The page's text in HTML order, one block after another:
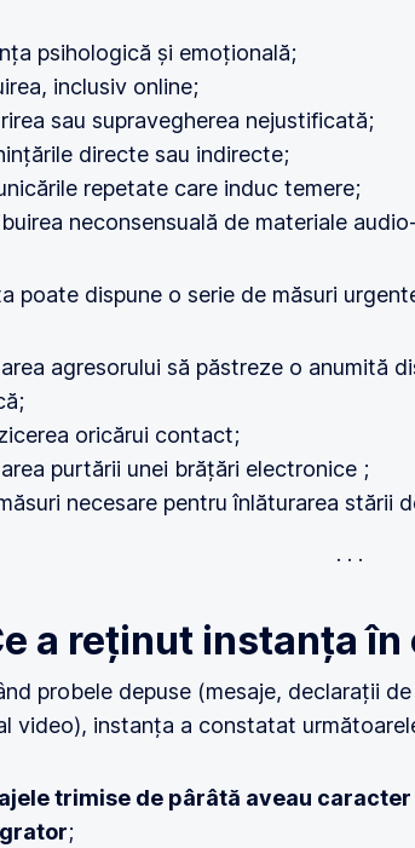
psihologică și emoțională;
inclusiv online;
sau supravegherea nejustificată;
directe sau indirecte;
repetate care induc temere;
neconsensuală de materiale
poate dispune o serie de măsuri
agresorului să păstreze o anumită
oricărui contact;
purtării unei brățări electronice ;
necesare pentru înlăturarea stării
a reținut instanța
probele depuse (mesaje, declarații
video), instanța a constatat
trimise de pârâtă aveau
;